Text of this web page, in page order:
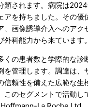
類されます。病院は
アを持ちました。その優
、画像誘導介入へのアク
外科能力から来ています。
くの患者数と学際的な診
を管理します。調達は、
信頼性を備えた広範な生
このセグメントで活動し